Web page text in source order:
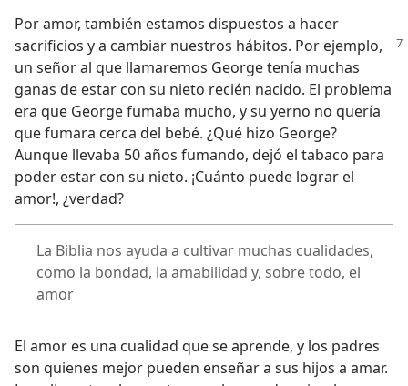
Por amor, también estamos dispuestos a hacer
sacrificios y a cambiar nuestros hábitos. Por ejemplo,
un señor al que llamaremos George tenía muchas
ganas de estar con su nieto recién nacido. El problema
era que George fumaba mucho, y su yerno no quería
que fumara cerca del bebé. ¿Qué hizo George?
Aunque llevaba 50 años fumando, dejó el tabaco para
poder estar con su nieto. ¡Cuánto puede lograr el
amor!, ¿verdad?
La Biblia nos ayuda a cultivar muchas cualidades,
como la bondad, la amabilidad y, sobre todo, el
amor
El amor es una cualidad que se aprende, y los padres
son quienes mejor pueden enseñar a sus hijos a amar.